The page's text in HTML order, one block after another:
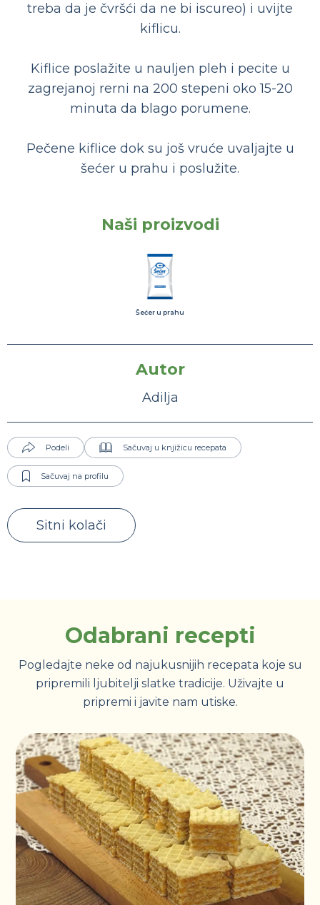
treba da je čvršći da ne bi iscureo) i uvijte
kiflicu.
Kiflice poslažite u nauljen pleh i pecite u
zagrejanoj rerni na 200 stepeni oko 15-20
minuta da blago porumene.
Pečene kiflice dok su još vruće uvaljajte u
šećer u prahu i poslužite.
Naši proizvodi
Šećer u prahu
Autor
Adilja
Podeli Sačuvaj u knjižicu recepata
Sačuvaj na profilu
Sitni kolači
Odabrani recepti
Pogledajte neke od najukusnijih recepata koje su
pripremili ljubitelji slatke tradicije. Uživajte u
pripremi i javite nam utiske.